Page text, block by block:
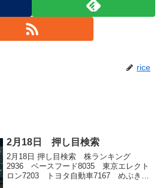
rice
2月18日 押し目検索
2月18日 押し目検索 株ランキング
2936 ベースフード8035 東京エレクト
ロン7203 トヨタ自動車7167 めぶきフ